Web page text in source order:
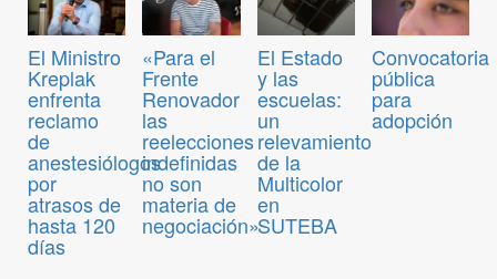
El Ministro
Kreplak
enfrenta
reclamo
de
anestesiólogos
por
atrasos de
hasta 120
días
«Para el
Frente
Renovador
las
reelecciones
indefinidas
no son
materia de
negociación»
El Estado
y las
escuelas:
un
relevamiento
de la
Multicolor
en
SUTEBA
Convocatoria
pública
para
adopción